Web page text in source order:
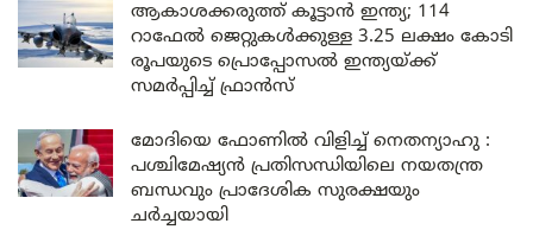
ആകാശക്കരുത്ത് കൂട്ടാൻ ഇന്ത്യ; 114
റാഫേൽ ജെറ്റുകൾക്കുള്ള 3.25 ലക്ഷം കോടി
രൂപയുടെ പ്രൊപ്പോസൽ ഇന്ത്യയ്ക്ക്
സമർപ്പിച്ച് ഫ്രാൻസ്
മോദിയെ ഫോണിൽ വിളിച്ച് നെതന്യാഹു :
പശ്ചിമേഷ്യൻ പ്രതിസന്ധിയിലെ നയതന്ത്ര
ബന്ധവും പ്രാദേശിക സുരക്ഷയും
ചർച്ചയായി